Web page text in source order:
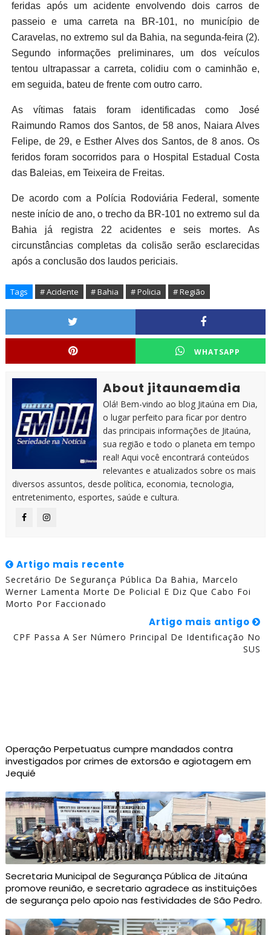
feridas após um acidente envolvendo dois carros de
passeio e uma carreta na BR-101, no município de
Caravelas, no extremo sul da Bahia, na segunda-feira (2).
Segundo informações preliminares, um dos veículos
tentou ultrapassar a carreta, colidiu com o caminhão e,
em seguida, bateu de frente com outro carro.
As vítimas fatais foram identificadas como José
Raimundo Ramos dos Santos, de 58 anos, Naiara Alves
Felipe, de 29, e Esther Alves dos Santos, de 8 anos. Os
feridos foram socorridos para o Hospital Estadual Costa
das Baleias, em Teixeira de Freitas.
De acordo com a Polícia Rodoviária Federal, somente
neste início de ano, o trecho da BR-101 no extremo sul da
Bahia já registra 22 acidentes e seis mortes. As
circunstâncias completas da colisão serão esclarecidas
após a conclusão dos laudos periciais.
Tags # Acidente # Bahia # Policia # Região
WHATSAPP
About jitaunaemdia
Olá! Bem-vindo ao blog Jitaúna em Dia,
o lugar perfeito para ficar por dentro
das principais informações de Jitaúna,
sua região e todo o planeta em tempo
real! Aqui você encontrará conteúdos
relevantes e atualizados sobre os mais
diversos assuntos, desde política, economia, tecnologia,
entretenimento, esportes, saúde e cultura.
Artigo mais recente
Secretário De Segurança Pública Da Bahia, Marcelo
Werner Lamenta Morte De Policial E Diz Que Cabo Foi
Morto Por Faccionado
Artigo mais antigo
CPF Passa A Ser Número Principal De Identificação No
SUS
Operação Perpetuatus cumpre mandados contra
investigados por crimes de extorsão e agiotagem em
Jequié
Secretaria Municipal de Segurança Pública de Jitaúna
promove reunião, e secretario agradece as instituições
de segurança pelo apoio nas festividades de São Pedro.